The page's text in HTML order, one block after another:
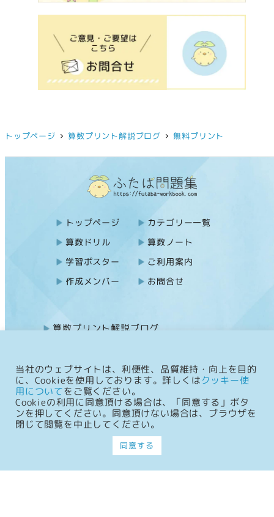
トップページ 算数プリント解説ブログ 無料プリント
トップページ
カテゴリー一覧
算数ドリル
算数ノート
学習ポスター
ご利用案内
作成メンバー
お問合せ
算数プリント解説ブログ
学年別問題集
小学2年生
小学4年生
小学5年生 小学6年生
当社のウェブサイトは、利便性、品質維持・向上を目的
に、Cookieを使用しております。詳しくはクッキー使
用についてをご覧ください。
Cookieの利用に同意頂ける場合は、「同意する」ボタ
ンを押してください。同意頂けない場合は、ブラウザを
閉じて閲覧を中止してください。
同意する